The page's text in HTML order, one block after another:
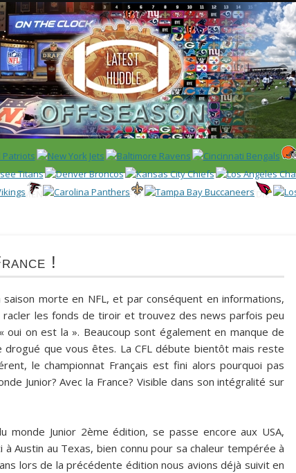
NFL DRAFT/COMBINE ENCYCLOPÉDIE
!
saison morte en NFL, et par conséquent en informations,
racler les fonds de tiroir et trouvez des news parfois peu
oui on est la ». Beaucoup sont également en manque de
drogué que vous êtes. La CFL débute bientôt mais reste
le championnat Français est fini alors pourquoi pas
Junior? Avec la France? Visible dans son intégralité sur
monde Junior 2ème édition, se passe encore aux USA,
Austin au Texas, bien connu pour sa chaleur tempérée à
lors de la précédente édition nous avions déjà suivit en